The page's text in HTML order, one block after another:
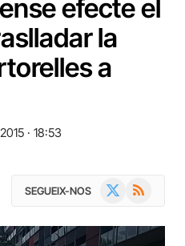
efecte el
la
a
· 18:53
SEGUEIX-NOS RSS